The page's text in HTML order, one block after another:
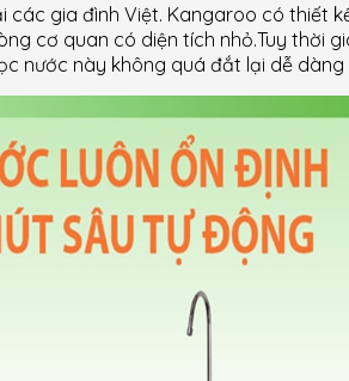
gia đình Việt. Kangaroo có thiết
cơ quan có diện tích nhỏ.Tuy thời
nước này không quá đắt lại dễ dàng